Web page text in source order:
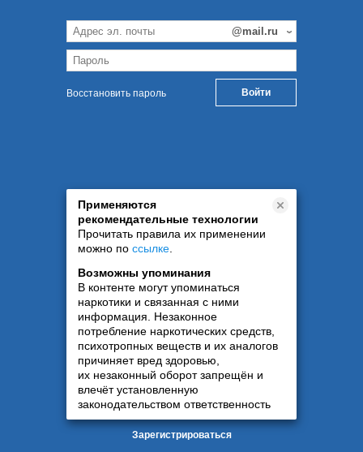
Восстановить пароль
Применяются
рекомендательные технологии
Прочитать правила их применении
можно по ссылке
Возможны упоминания
В контенте могут упоминаться
наркотики и связанная с ними
информация. Незаконное
потребление наркотических средств,
психотропных веществ и их аналогов
причиняет вред здоровью,
их незаконный оборот запрещён и
влечёт установленную
законодательством ответственность
Зарегистрироваться